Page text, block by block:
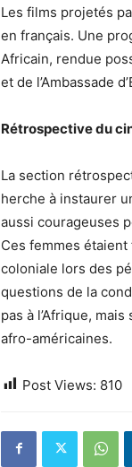
Les films projetés
en français. Une
Africain, rendue
et de l’Ambassade
Rétrospective du
La section
herche à instaurer
aussi courageuses
Ces femmes
coloniale lors des
questions de la
pas à l’Afrique,
afro-américaines.
Post Views: 810